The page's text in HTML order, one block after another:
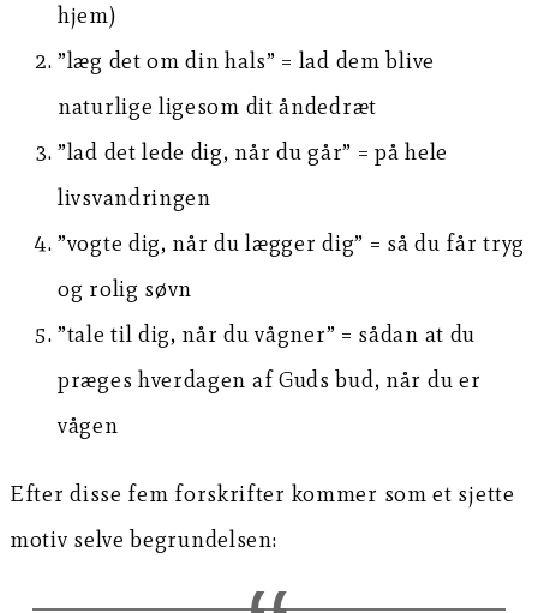
hjem)
”læg det om din hals” = lad dem blive
naturlige ligesom dit åndedræt
”lad det lede dig, når du går” = på hele
livsvandringen
”vogte dig, når du lægger dig” = så du får tryg
og rolig søvn
”tale til dig, når du vågner” = sådan at du
præges hverdagen af Guds bud, når du er
vågen
Efter disse fem forskrifter kommer som et sjette
motiv selve begrundelsen: